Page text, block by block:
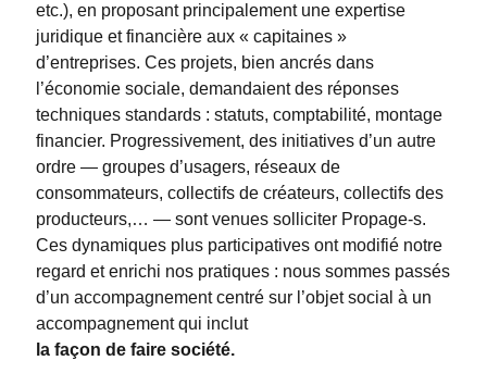
etc.), en proposant principalement une expertise
juridique et financière aux « capitaines »
d’entreprises. Ces projets, bien ancrés dans
l’économie sociale, demandaient des réponses
techniques standards : statuts, comptabilité, montage
financier. Progressivement, des initiatives d’un autre
ordre — groupes d’usagers, réseaux de
consommateurs, collectifs de créateurs, collectifs des
producteurs,… — sont venues solliciter Propage-s.
Ces dynamiques plus participatives ont modifié notre
regard et enrichi nos pratiques : nous sommes passés
d’un accompagnement centré sur l’objet social à un
accompagnement qui inclut
la façon de faire société.